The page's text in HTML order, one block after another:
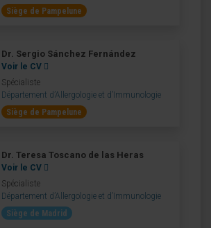
Siège de Pampelune
Dr. Sergio Sánchez Fernández
Voir le CV
Spécialiste
Département d’Allergologie et d’Immunologie
Siège de Pampelune
Dr. Teresa Toscano de las Heras
Voir le CV
Spécialiste
Département d’Allergologie et d’Immunologie
Siège de Madrid